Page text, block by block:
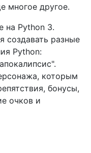
многое другое.
на Python 3.
создавать разные
Python:
которым
бонусы,
очков и